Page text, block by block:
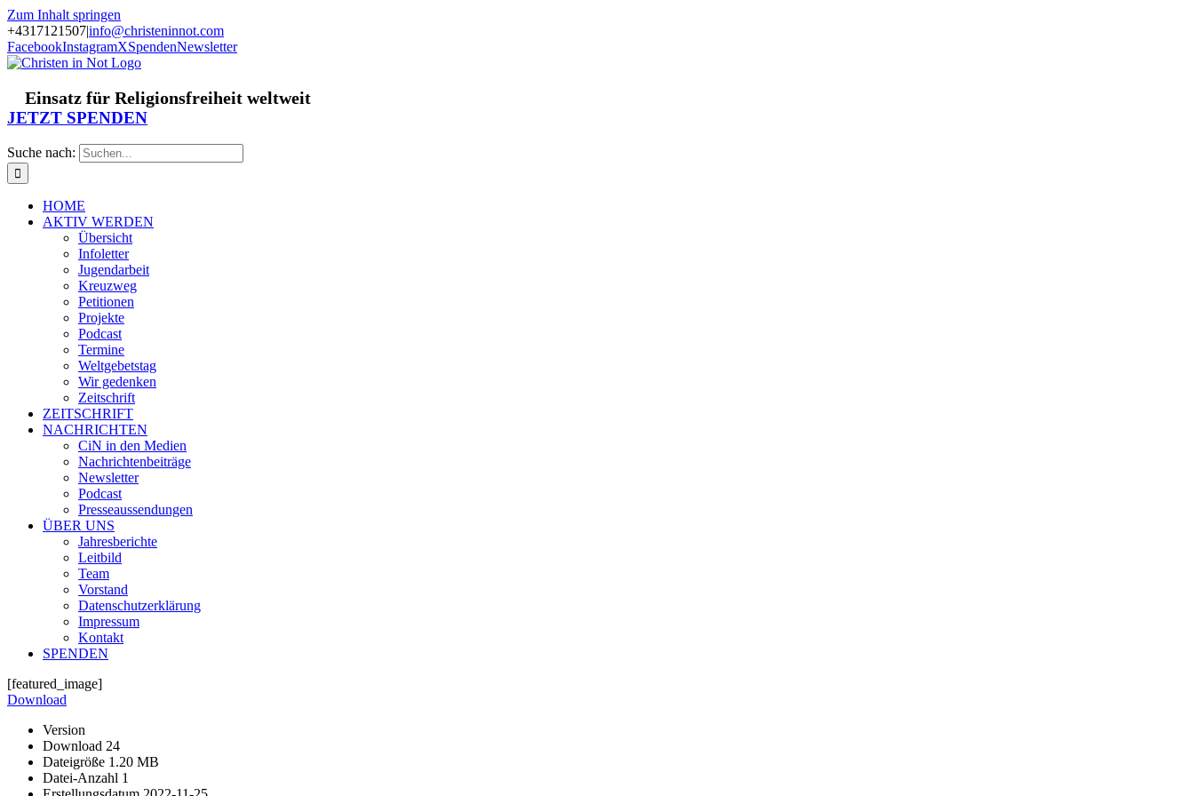
Zum Inhalt springen
+4317121507|info@christeninnot.com
FacebookInstagramXSpendenNewsletter
Einsatz für Religionsfreiheit weltweit
JETZT SPENDEN
Suche nach:
HOME
AKTIV WERDEN
Übersicht
Infoletter
Jugendarbeit
Kreuzweg
Petitionen
Projekte
Podcast
Termine
Weltgebetstag
Wir gedenken
Zeitschrift
ZEITSCHRIFT
NACHRICHTEN
CiN in den Medien
Nachrichtenbeiträge
Newsletter
Podcast
Presseaussendungen
ÜBER UNS
Jahresberichte
Leitbild
Team
Vorstand
Datenschutzerklärung
Impressum
Kontakt
SPENDEN
[featured_image]
Download
Version
Download 24
Dateigröße 1.20 MB
Datei-Anzahl 1